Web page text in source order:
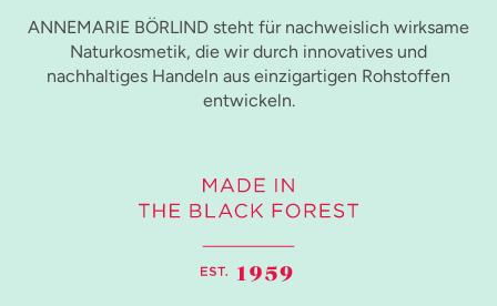
ANNEMARIE BÖRLIND steht für nachweislich wirksame
Naturkosmetik, die wir durch innovatives und
nachhaltiges Handeln aus einzigartigen Rohstoffen
entwickeln.